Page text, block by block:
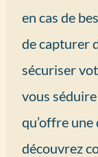
en cas de
de capturer
sécuriser
vous
qu’offre
découvrez